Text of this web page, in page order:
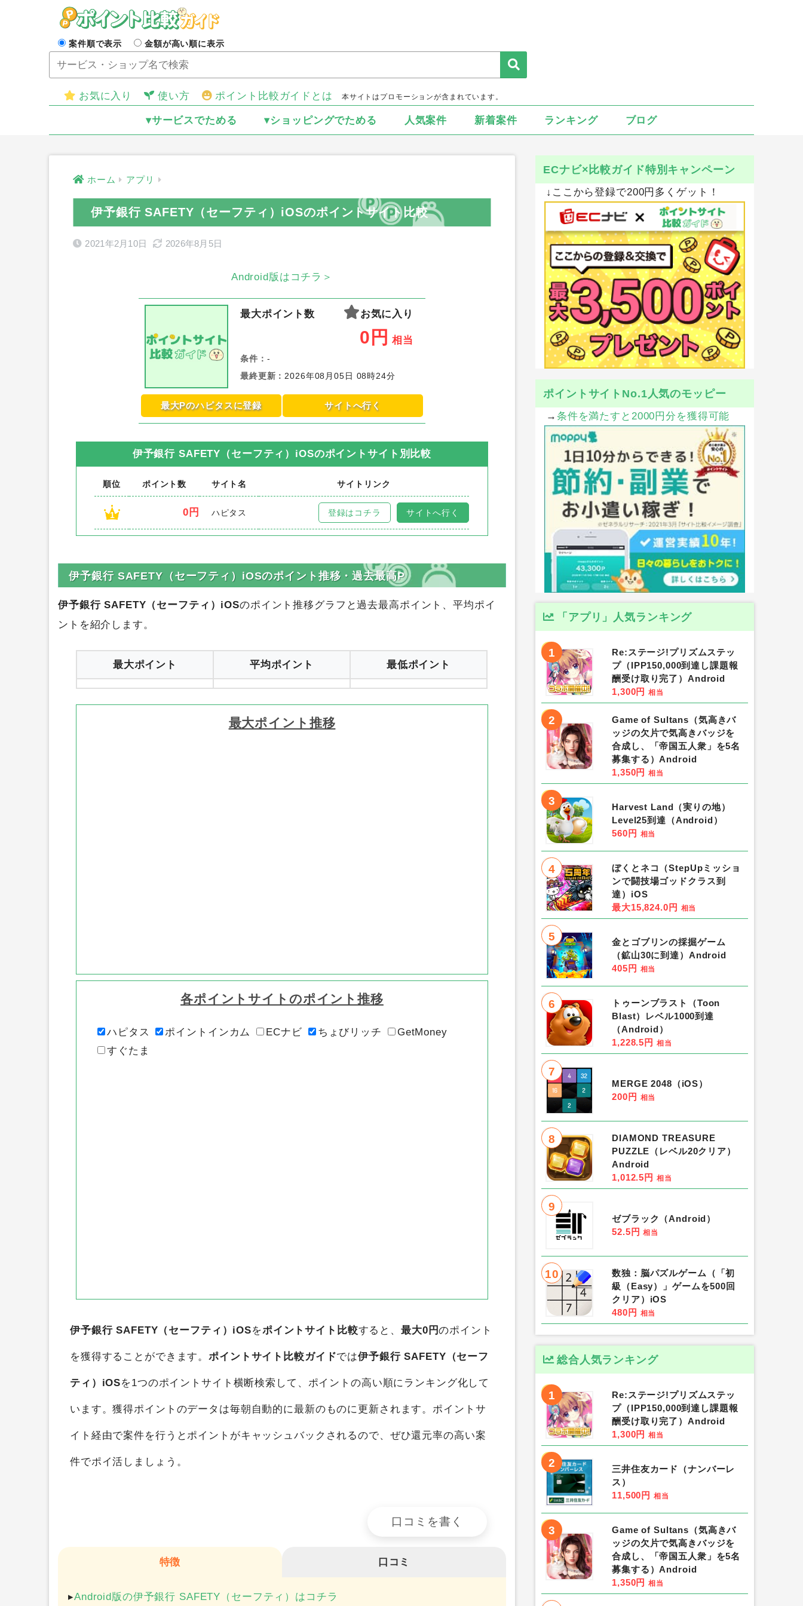
案件順で表示 金額が高い順に表示
お気に入り 使い方 ポイント比較ガイドとは 本サイトはプロモーションが含まれています。
▾サービスでためる ▾ショッピングでためる 人気案件 新着案件 ランキング ブログ
ホーム アプリ
伊予銀行 SAFETY（セーフティ）iOSのポイントサイト比較
2021年2月10日 2026年8月5日
Android版はコチラ＞
最大ポイント数 お気に入り
0 円 相当
条件： -
最終更新 ： 2026年08月05日 08時24分
最大Pのハピタスに登録 サイトへ行く
伊予銀行 SAFETY（セーフティ）iOS のポイントサイト別比較
順位 ポイント数 サイト名 サイトリンク
0円 ハピタス 登録はコチラ サイトへ行く
伊予銀行 SAFETY（セーフティ）iOSのポイント推移・過去最高P
伊予銀行 SAFETY（セーフティ）iOS
のポイント推移グラフと過去最高ポイント、平均ポイ
ントを紹介します。
平均ポイント
伊予銀行 SAFETY（セーフティ）iOSをポイントサイト比較すると、最大0円のポイント
を獲得することができます。 ポイントサイト比較ガイドでは伊予銀行 SAFETY（セーフ
ティ）iOSを1つのポイントサイト横断検索して、ポイントの高い順にランキング化して
います。獲得ポイントのデータは毎朝自動的に最新のものに更新されます。ポイントサ
ECナビ×比較ガイド特別キャンペーン
↓ここから登録で200円多くゲット！
ポイントサイトNo.1人気のモッピー
→ 条件を満たすと2000円分を獲得可能
「アプリ」人気ランキング
1
Re:ステージ!プリズムステッ
プ（IPP150,000到達し課題報
酬受け取り完了）Android
1,300円 相当
2
Game of Sultans（気高きバ
ッジの欠片で気高きバッジを
合成し、「帝国五人衆」を5名
募集する）Android
1,350円 相当
3
Harvest Land（実りの地）
Level25到達（Android）
560円 相当
4
ぼくとネコ（StepUpミッショ
ンで闘技場ゴッドクラス到
達）iOS
最大15,824.0円 相当
5
金とゴブリンの採掘ゲーム
（鉱山30に到達）Android
405円 相当
6
トゥーンブラスト（Toon
Blast）レベル1000到達
（Android）
1,228.5円 相当
7
MERGE 2048（iOS）
200円 相当
8
DIAMOND TREASURE
PUZZLE（レベル20クリア）
Android
1,012.5円 相当
9
ゼブラック（Android）
52.5円 相当
10
数独：脳パズルゲーム（「初
級（Easy）」ゲームを500回
クリア）iOS
480円 相当
総合人気ランキング
1
Re:ステージ!プリズムステッ
プ（IPP150,000到達し課題報
酬受け取り完了）Android
1,300円 相当
2
三井住友カード（ナンバーレ
ス）
11,500円 相当
3
Game of Sultans（気高きバ
ッジの欠片で気高きバッジを
合成し、「帝国五人衆」を5名
募集する）Android
1,350円 相当